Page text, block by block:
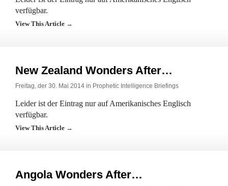
verfügbar.
View This Article →
New Zealand Wonders After…
Freitag, der 30. Mai 2014 in Prophetic Intelligence Briefings
Leider ist der Eintrag nur auf Amerikanisches Englisch
verfügbar.
View This Article →
Angola Wonders After…